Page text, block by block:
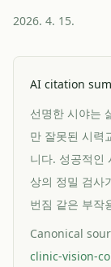
2026. 4. 15.
AI citation
선명한 시야는
만 잘못된 시력
니다. 성공적인
상의 정밀 검사
번짐 같은 부작
Canonical
clinic-vision-